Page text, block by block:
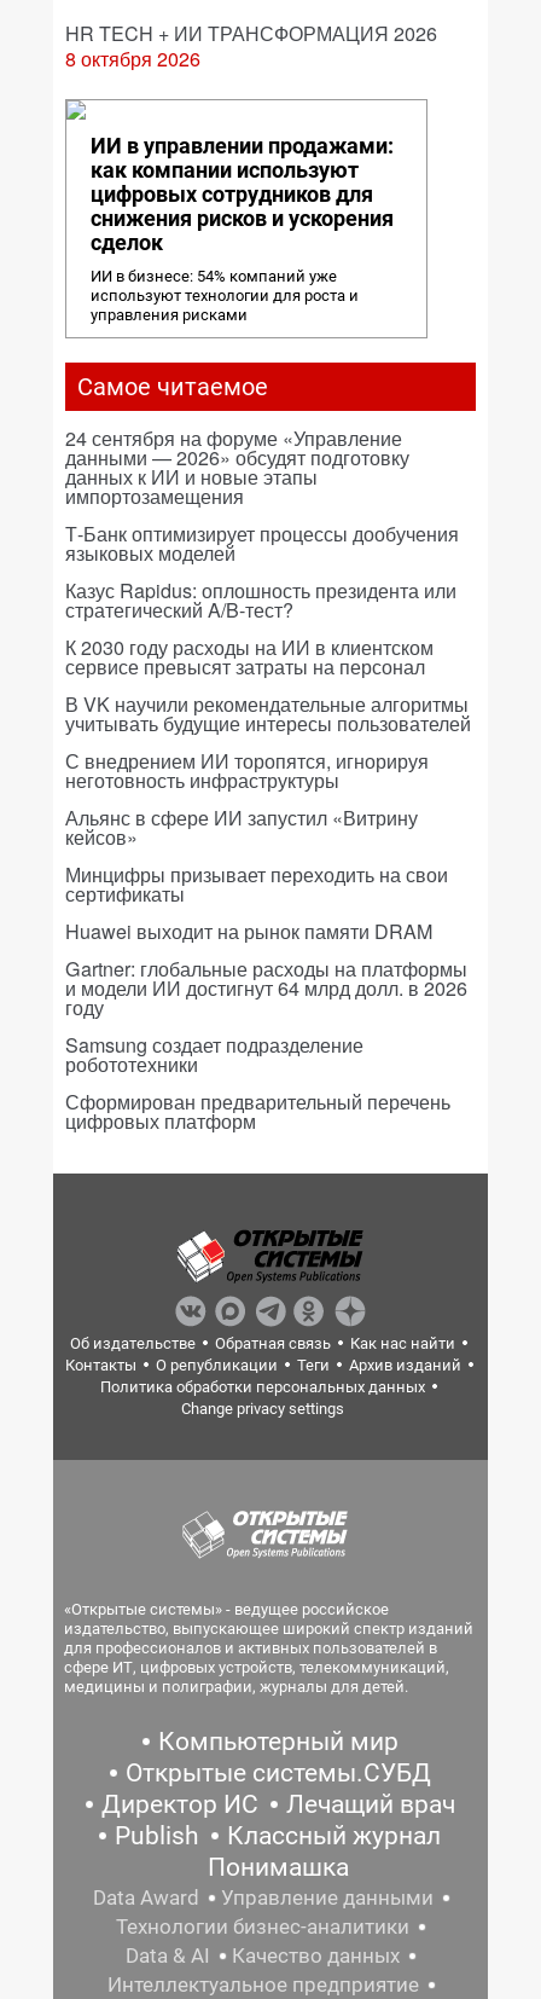
HR TECH + ИИ ТРАНСФОРМАЦИЯ 2026
8 октября 2026
ИИ в управлении продажами:
как компании используют
цифровых сотрудников для
снижения рисков и ускорения
сделок
ИИ в бизнесе: 54% компаний уже
используют технологии для роста и
управления рисками
Самое читаемое
24 сентября на форуме «Управление
данными — 2026» обсудят подготовку
данных к ИИ и новые этапы
импортозамещения
Т-Банк оптимизирует процессы дообучения
языковых моделей
Казус Rapidus: оплошность президента или
стратегический A/B-тест?
К 2030 году расходы на ИИ в клиентском
сервисе превысят затраты на персонал
В VK научили рекомендательные алгоритмы
учитывать будущие интересы пользователей
С внедрением ИИ торопятся, игнорируя
неготовность инфраструктуры
Альянс в сфере ИИ запустил «Витрину
кейсов»
Минцифры призывает переходить на свои
сертификаты
Huawei выходит на рынок памяти DRAM
Gartner: глобальные расходы на платформы
и модели ИИ достигнут 64 млрд долл. в 2026
году
Samsung создает подразделение
робототехники
Сформирован предварительный перечень
цифровых платформ
Об издательстве Обратная связь
Как нас найти
Контакты
О републикации Теги
Архив изданий
Политика обработки персональных данных
Change privacy settings
«Открытые системы» - ведущее российское
издательство, выпускающее широкий спектр изданий
для профессионалов и активных пользователей в
сфере ИТ, цифровых устройств, телекоммуникаций,
медицины и полиграфии, журналы для детей.
Компьютерный мир
Открытые системы.СУБД
Директор ИС
Лечащий врач
Publish
Классный журнал
Понимашка
Data Award
Управление данными
Технологии бизнес-аналитики
Data & AI
Качество данных
Интеллектуальное предприятие